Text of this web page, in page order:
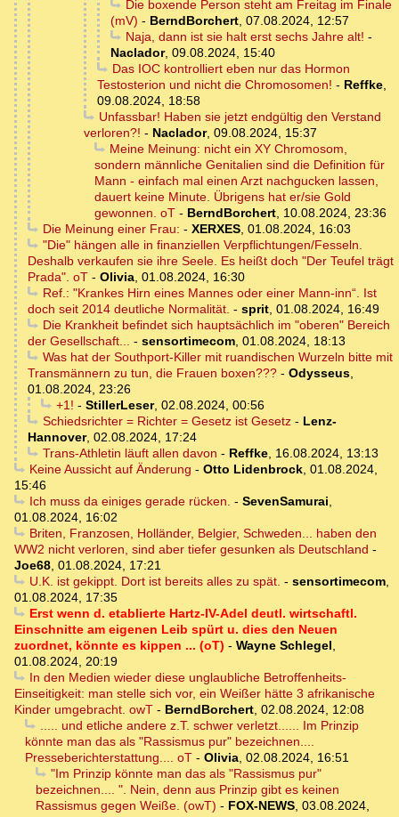
Die boxende Person steht am Freitag im Finale
(mV) - BerndBorchert, 07.08.2024, 12:57
Naja, dann ist sie halt erst sechs Jahre alt! -
Naclador, 09.08.2024, 15:40
Das IOC kontrolliert eben nur das Hormon
Testosterion und nicht die Chromosomen! - Reffke,
09.08.2024, 18:58
Unfassbar! Haben sie jetzt endgültig den Verstand
verloren?! - Naclador, 09.08.2024, 15:37
Meine Meinung: nicht ein XY Chromosom,
sondern männliche Genitalien sind die Definition für
Mann - einfach mal einen Arzt nachgucken lassen,
dauert keine Minute. Übrigens hat er/sie Gold
gewonnen. oT - BerndBorchert, 10.08.2024, 23:36
Die Meinung einer Frau: - XERXES, 01.08.2024, 16:03
"Die" hängen alle in finanziellen Verpflichtungen/Fesseln.
Deshalb verkaufen sie ihre Seele. Es heißt doch "Der Teufel trägt
Prada". oT - Olivia, 01.08.2024, 16:30
Ref.: "Krankes Hirn eines Mannes oder einer Mann-inn“. Ist
doch seit 2014 deutliche Normalität. - sprit, 01.08.2024, 16:49
Die Krankheit befindet sich hauptsächlich im "oberen" Bereich
der Gesellschaft... - sensortimecom, 01.08.2024, 18:13
Was hat der Southport-Killer mit ruandischen Wurzeln bitte mit
Transmännern zu tun, die Frauen boxen??? - Odysseus,
01.08.2024, 23:26
+1! - StillerLeser, 02.08.2024, 00:56
Schiedsrichter = Richter = Gesetz ist Gesetz- Lenz-
Hannover, 02.08.2024, 17:24
Trans-Athletin läuft allen davon - Reffke, 16.08.2024, 13:13
Keine Aussicht auf Änderung - Otto Lidenbrock, 01.08.2024,
15:46
Ich muss da einiges gerade rücken. - SevenSamurai,
01.08.2024, 16:02
Briten, Franzosen, Holländer, Belgier, Schweden... haben den
WW2 nicht verloren, sind aber tiefer gesunken als Deutschland -
Joe68, 01.08.2024, 17:21
U.K. ist gekippt. Dort ist bereits alles zu spät. - sensortimecom,
01.08.2024, 17:35
Erst wenn d. etablierte Hartz-IV-Adel deutl. wirtschaftl.
Einschnitte am eigenen Leib spürt u. dies den Neuen
zuordnet, könnte es kippen ... (oT) - Wayne Schlegel,
01.08.2024, 20:19
In den Medien wieder diese unglaubliche Betroffenheits-
Einseitigkeit: man stelle sich vor, ein Weißer hätte 3 afrikanische
Kinder umgebracht. owT - BerndBorchert, 02.08.2024, 12:08
..... und etliche andere z.T. schwer verletzt...... Im Prinzip
könnte man das als "Rassismus pur" bezeichnen....
Presseberichterstattung.... oT - Olivia, 02.08.2024, 16:51
"Im Prinzip könnte man das als "Rassismus pur"
bezeichnen.... ". Nein, denn aus Prinzip gibt es keinen
Rassismus gegen Weiße. (owT) - FOX-NEWS, 03.08.2024,